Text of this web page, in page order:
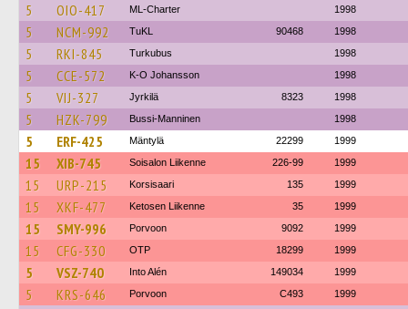
5 OIO-417 ML-Charter 1998
5 NCM-992 TuKL 90468 1998
5 RKI-845 Turkubus 1998
5 CCE-572 K-O Johansson 1998
5 VIJ-327 Jyrkilä 8323 1998
5 HZK-799 Bussi-Manninen 1998
5 ERF-425 Mäntylä 22299 1999
15 XIB-745 Soisalon Liikenne 226-99 1999
15 URP-215 Korsisaari 135 1999
15 XKF-477 Ketosen Liikenne 35 1999
15 SMY-996 Porvoon 9092 1999
15 CFG-330 OTP 18299 1999
5 VSZ-740 Into Alén 149034 1999
5 KRS-646 Porvoon C493 1999